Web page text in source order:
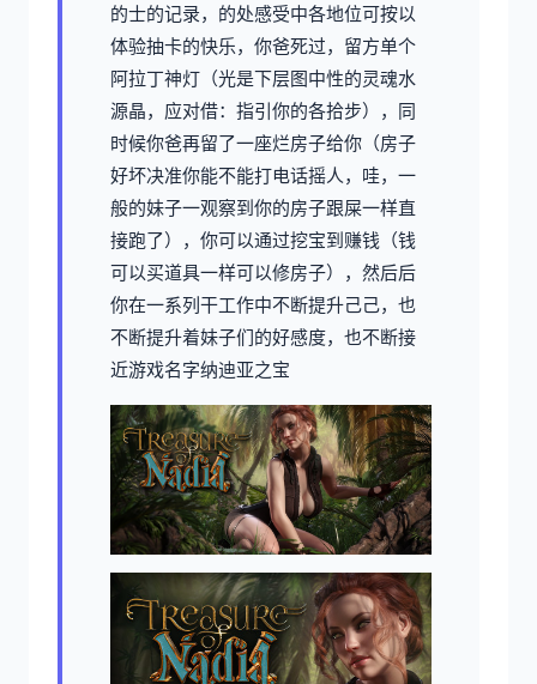
的士的记录，的处感受中各地位可按以
体验抽卡的快乐，你爸死过，留方单个
阿拉丁神灯（光是下层图中性的灵魂水
源晶，应对借：指引你的各拾步），同
时候你爸再留了一座烂房子给你（房子
好坏决准你能不能打电话摇人，哇，一
般的妹子一观察到你的房子跟屎一样直
接跑了），你可以通过挖宝到赚钱（钱
可以买道具一样可以修房子），然后后
你在一系列干工作中不断提升己己，也
不断提升着妹子们的好感度，也不断接
近游戏名字纳迪亚之宝